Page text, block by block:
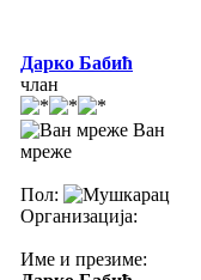
Дарко Бабић
члан
Ван
мреже
Пол:
Организација:
Име и презиме: